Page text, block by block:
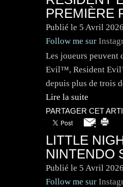
PREMIÈRE
Publié le 5 Avril 2026
Follow me sur
Les joueurs peuvent
Evil™, Resident
depuis plus de trois
Lire la suite
PARTAGER CET
LITTLE
NINTENDO
Publié le 5 Avril 2026
Follow me sur